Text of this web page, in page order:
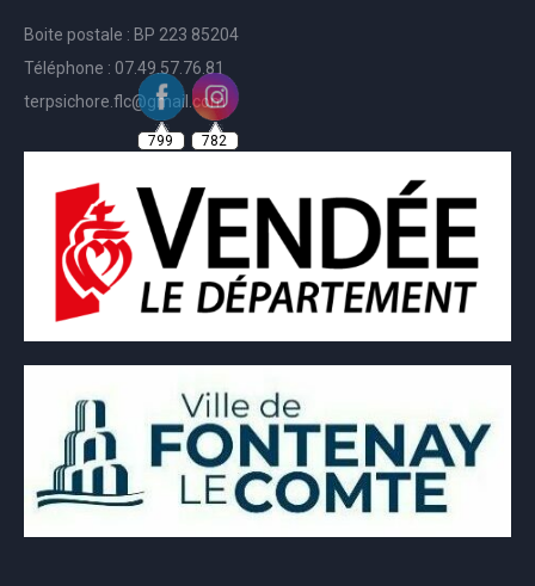
Boite postale : BP 223 85204
Téléphone : 07.49.57.76.81
terpsichore.flc@gmail.com
799 782